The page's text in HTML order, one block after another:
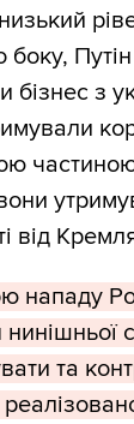
Путін
бізнес з
від
нападу
та